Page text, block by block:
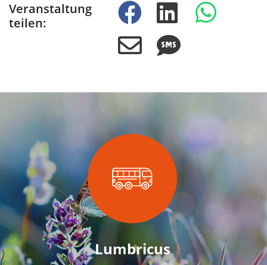
Veranstaltung
teilen:
Lumbricus